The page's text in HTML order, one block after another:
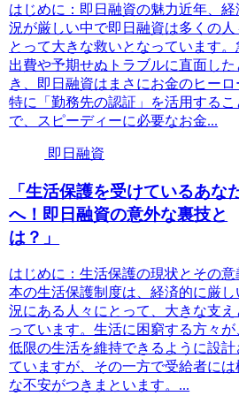
はじめに：即日融資の魅力近年、経
況が厳しい中で即日融資は多くの人
とって大きな救いとなっています。
出費や予期せぬトラブルに直面した
き、即日融資はまさにお金のヒーロ
特に「勤務先の認証」を活用するこ
で、スピーディーに必要なお金...
即日融資
「生活保護を受けているあな
へ！即日融資の意外な裏技と
は？」
はじめに：生活保護の現状とその意
本の生活保護制度は、経済的に厳し
況にある人々にとって、大きな支え
っています。生活に困窮する方々が
低限の生活を維持できるように設計
ていますが、その一方で受給者には
な不安がつきまといます。...